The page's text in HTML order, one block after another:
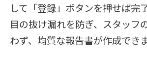
して「登録」ボタンを押せば完
目の抜け漏れを防ぎ、スタッフ
わず、均質な報告書が作成できま